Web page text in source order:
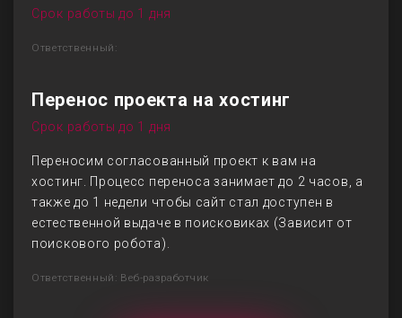
Срок работы до 1 дня
Ответственный:
Перенос проекта на хостинг
Срок работы до 1 дня
Переносим согласованный проект к вам на
хостинг. Процесс переноса занимает до 2 часов, а
также до 1 недели чтобы сайт стал доступен в
естественной выдаче в поисковиках (Зависит от
поискового робота).
Ответственный: Веб-разработчик